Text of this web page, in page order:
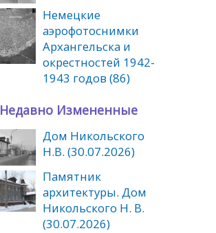
Немецкие
аэрофотоснимки
Архангельска и
окрестностей 1942-
1943 годов (86)
Недавно Измененные
Дом Никольского
Н.В. (30.07.2026)
Памятник
архитектуры. Дом
Никольского Н. В.
(30.07.2026)